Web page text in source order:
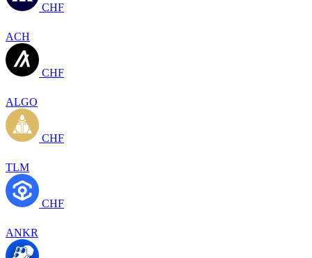
CHF
ACH
CHF
ALGO
CHF
TLM
CHF
ANKR